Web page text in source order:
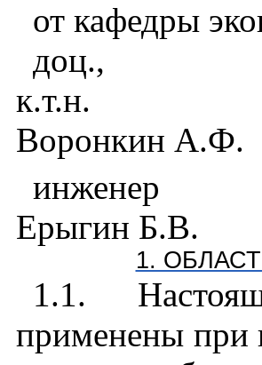
от кафедры
доц.,
к.т.н.
Воронкин А.Ф.
инженер
Ерыгин Б.В.
1.
1.1.
применены при